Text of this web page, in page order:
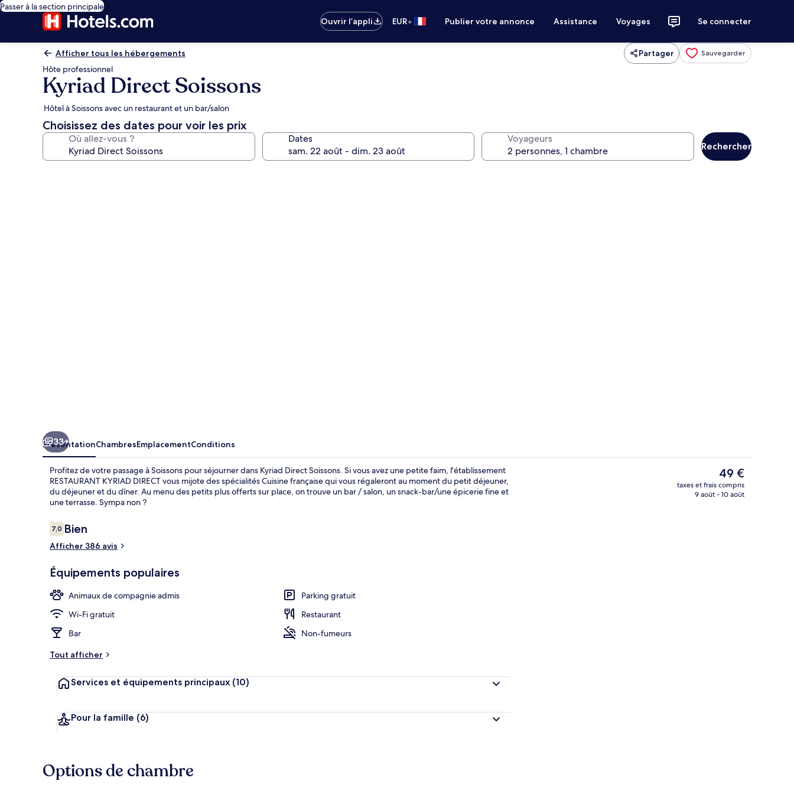
Passer à la section principale
Ouvrir l’appli
EUR• Publier votre annonce Assistance Voyages Se connecter
Afficher tous les hébergements Partager Sauvegarder
Hôte professionnel
Kyriad Direct Soissons
Hôtel à Soissons avec un restaurant et un bar/salon
Choisissez des dates pour voir les prix
Où allez-vous ? Dates Voyageurs
Rechercher
33+
PrésentationChambresEmplacementConditions
Profitez de votre passage à Soissons pour séjourner dans Kyriad Direct Soissons. Si vous avez une petite faim, l'établissement
RESTAURANT KYRIAD DIRECT vous mijote des spécialités Cuisine française qui vous régaleront au moment du petit déjeuner,
du déjeuner et du dîner. Au menu des petits plus offerts sur place, on trouve un bar / salon, un snack-bar/une épicerie fine et
une terrasse. Sympa non ?
Avis
voyageurs
7,07,0 sur 10
Bien
Afficher 386 avis
Équipements populaires
Animaux de compagnie admis
Parking gratuit
Wi-Fi gratuit
Restaurant
Bar
Non-fumeurs
Tout afficher
Services et équipements principaux (10)
Pour la famille (6)
Le
prix
actuel
49 €
taxes et frais compris
9 août - 10 août
Options de chambre